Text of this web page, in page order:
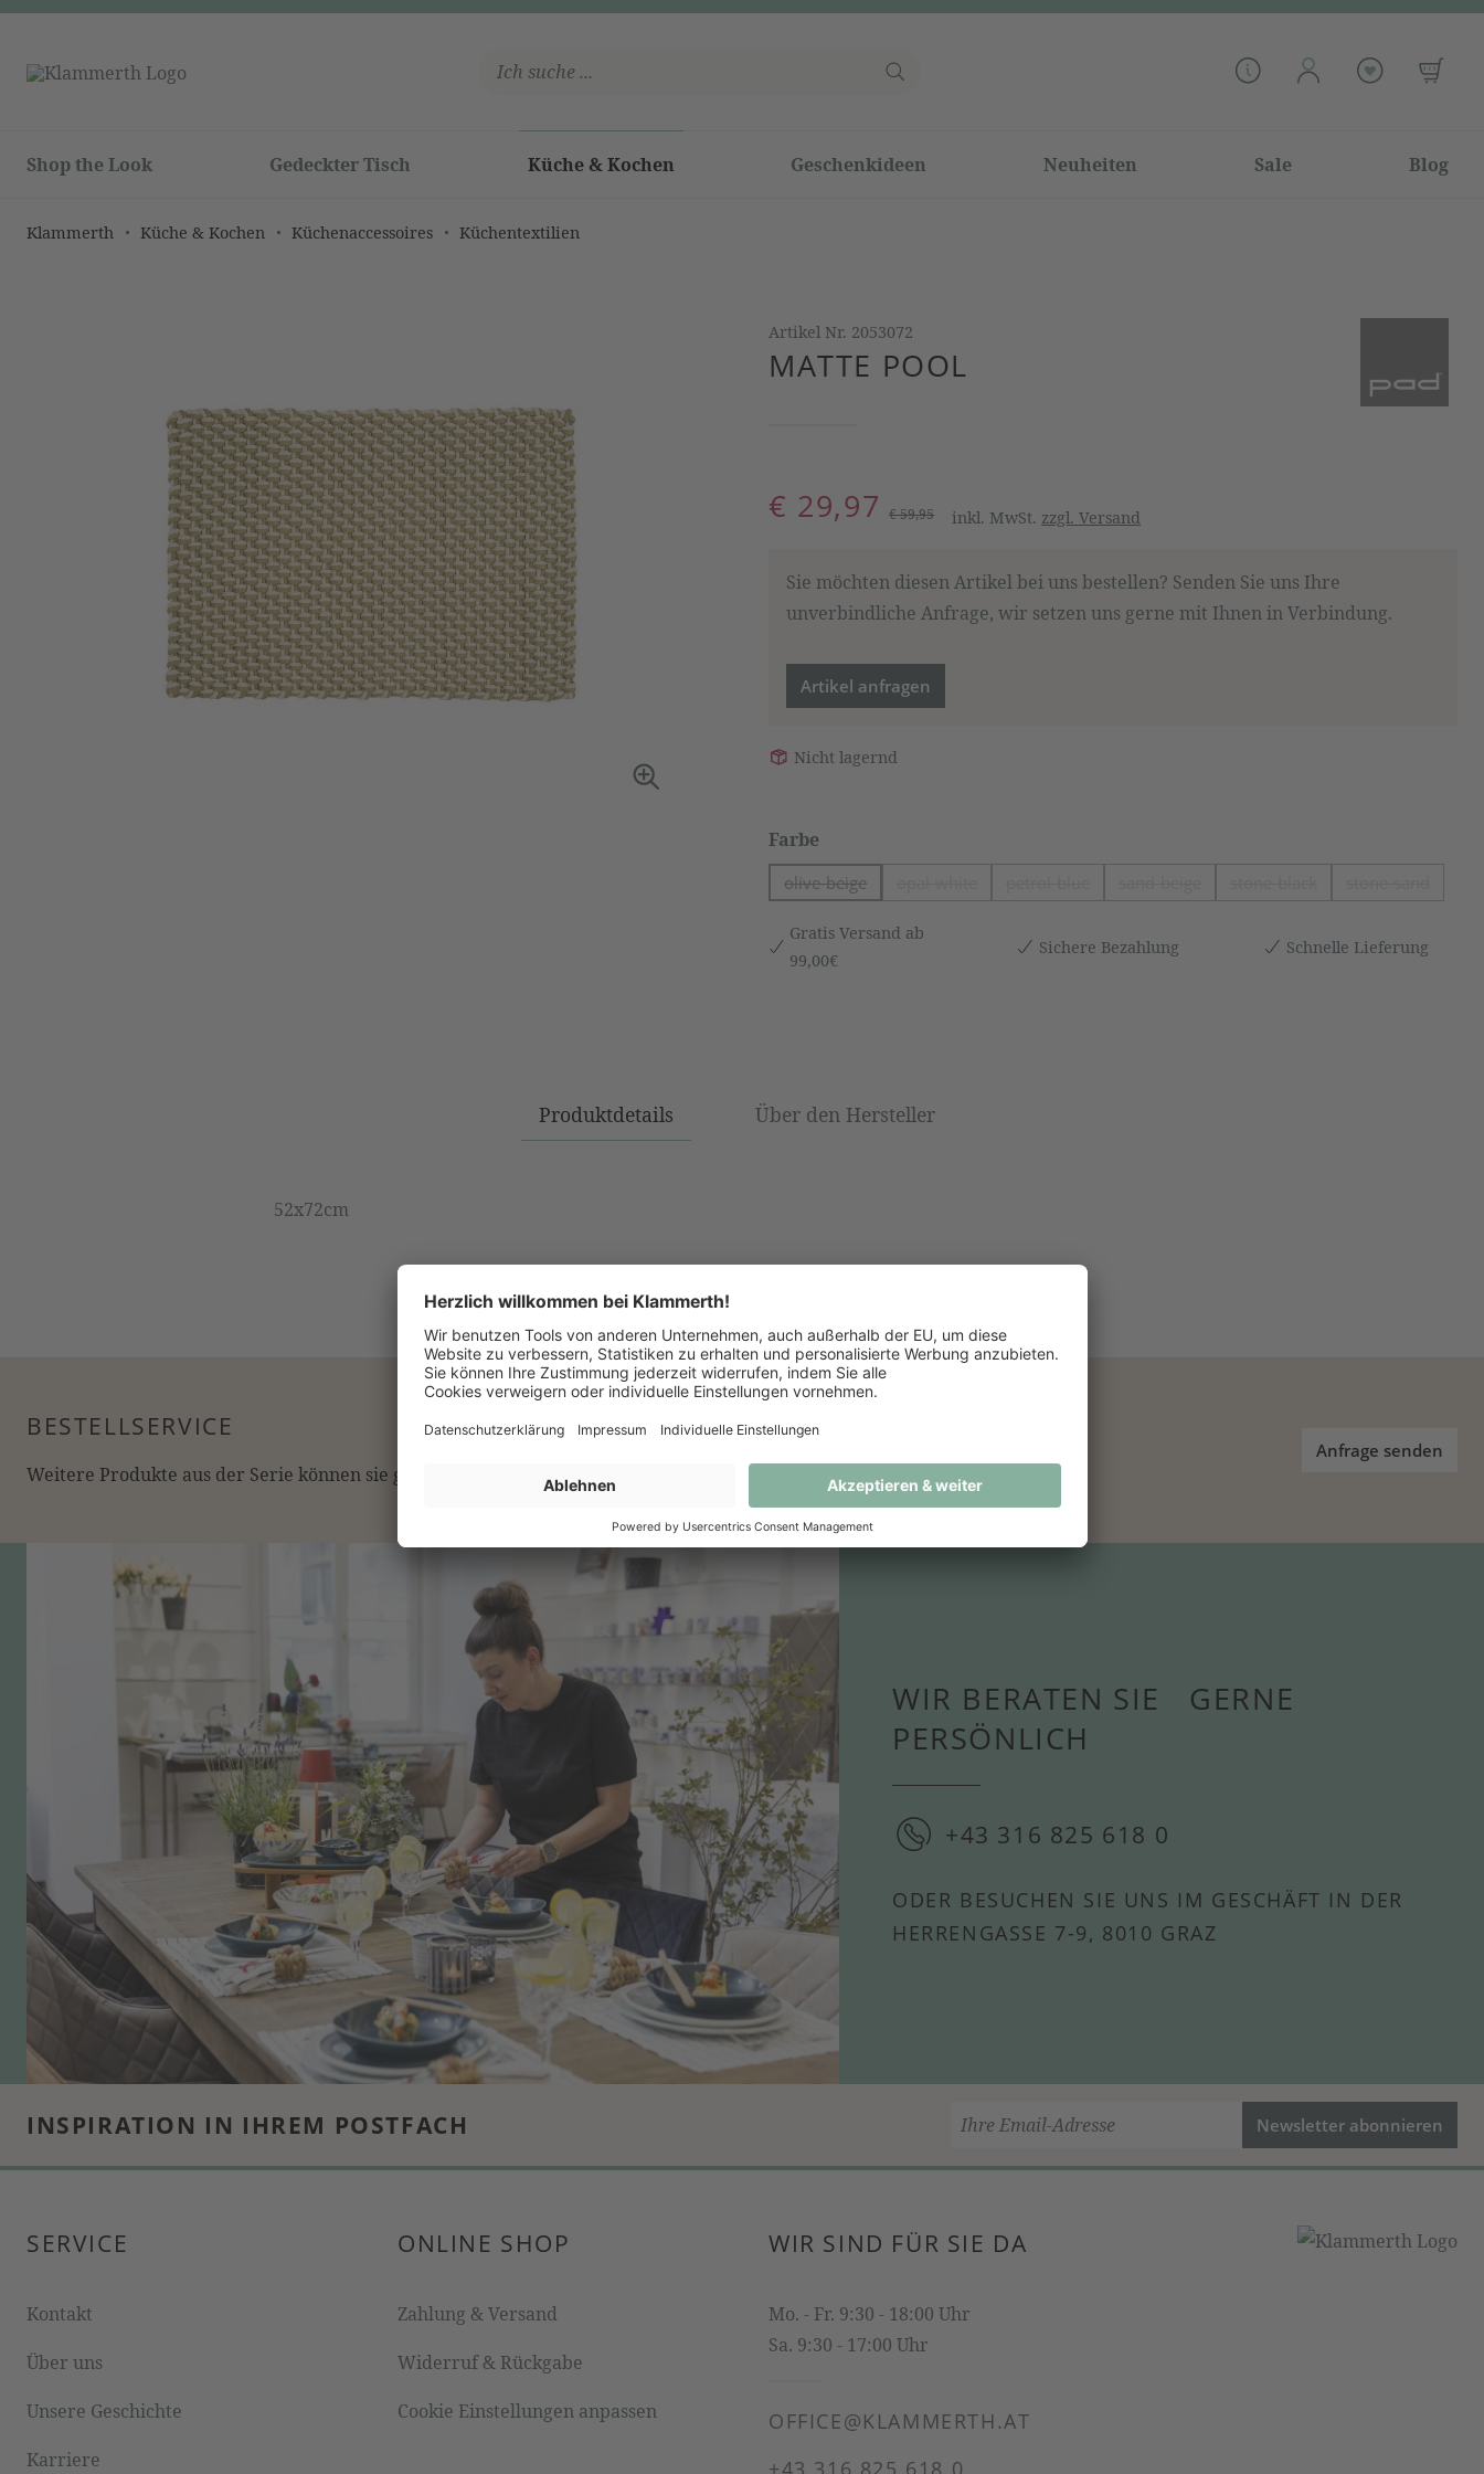
Shop the Look Gedeckter Tisch Küche & Kochen Geschenkideen Neuheiten Sale Blog
Klammerth Küche & Kochen Küchenaccessoires Küchentextilien
Artikel Nr. 2053072
MATTE POOL
€ 29,97 € 59,95 inkl. MwSt. zzgl. Versand
Sie möchten diesen Artikel bei uns bestellen? Senden Sie uns Ihre
unverbindliche Anfrage, wir setzen uns gerne mit Ihnen in Verbindung.
Artikel anfragen
Nicht lagernd
Farbeauswählen
olive-beige
(Diese Option ist zurzeit nicht verfügbar.)
Gratis Versand ab
99,00€
Sichere Bezahlung Schnelle Lieferung
Produktdetails Über den Hersteller
52x72cm
BESTELLSERVICE
Weitere Produkte aus der Serie können sie gerne online anfragen oder direkt bei uns im Geschäft bestellen.
Anfrage senden
WIR BERATEN SIE GERNE
PERSÖNLICH
+43 316 825 618 0
ODER BESUCHEN SIE UNS IM GESCHÄFT IN DER
HERRENGASSE 7-9, 8010 GRAZ
INSPIRATION IN IHREM POSTFACH Newsletter abonnieren
SERVICE
Kontakt
Über uns
Unsere Geschichte
Karriere
ONLINE SHOP
Zahlung & Versand
Widerruf & Rückgabe
Cookie Einstellungen anpassen
WIR SIND FÜR SIE DA
Mo. - Fr. 9:30 - 18:00 Uhr
Sa. 9:30 - 17:00 Uhr
OFFICE@KLAMMERTH.AT